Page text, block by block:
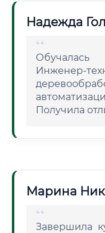
Надежда
Получила
Марина
Завершила